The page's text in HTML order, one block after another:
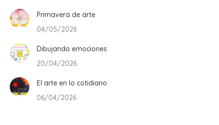
Primavera de arte
04/05/2026
Dibujando emociones
20/04/2026
El arte en lo cotidiano
06/04/2026